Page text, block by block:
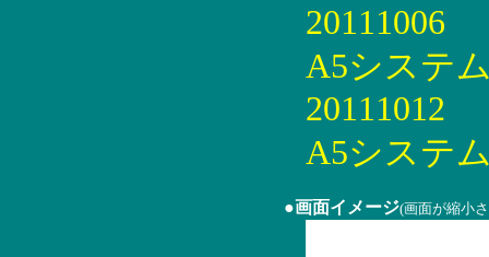
20111006
A5システ
20111012
A5システ
●画面イメージ(画面が縮小